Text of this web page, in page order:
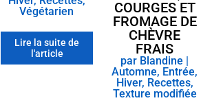
Végétarien
Lire la suite de
l'article
COURGES ET
FROMAGE DE
CHÈVRE
FRAIS
par Blandine |
Automne, Entrée,
Hiver, Recettes,
Texture modifiée